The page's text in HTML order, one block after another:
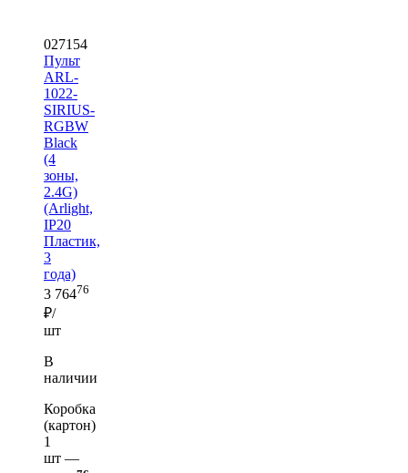
027154
Пульт
ARL-
1022-
SIRIUS-
RGBW
Black
(4
зоны,
2.4G)
(Arlight,
IP20
Пластик,
3
года)
3 76476
₽/
шт
В
наличии
Коробка
(картон)
1
шт —